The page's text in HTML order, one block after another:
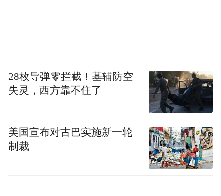
警明晰岗位职责，高效协作，及时排查整改
安全隐患，确保各项活动安全顺利开展。
28枚导弹零拦截！基辅防空
失灵，西方靠不住了
美国宣布对古巴实施新一轮
制裁